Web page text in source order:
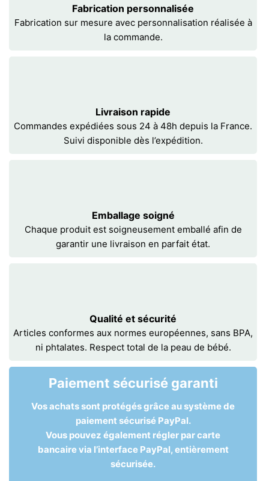
Fabrication personnalisée
Fabrication sur mesure avec personnalisation réalisée à
la commande.
Livraison rapide
Commandes expédiées sous 24 à 48h depuis la France.
Suivi disponible dès l’expédition.
Emballage soigné
Chaque produit est soigneusement emballé afin de
garantir une livraison en parfait état.
Qualité et sécurité
Articles conformes aux normes européennes, sans BPA,
ni phtalates. Respect total de la peau de bébé.
Paiement sécurisé garanti
Vos achats sont protégés grâce au système de
paiement sécurisé PayPal.
Vous pouvez également régler par carte
bancaire via l’interface PayPal, entièrement
sécurisée.